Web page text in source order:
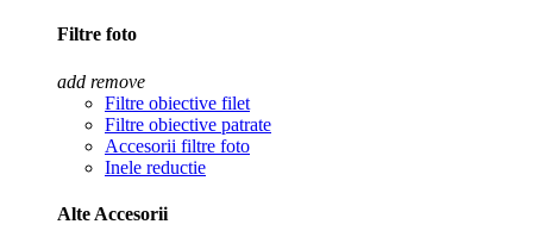
Filtre foto
add remove
Filtre obiective filet
Filtre obiective patrate
Accesorii filtre foto
Inele reductie
Alte Accesorii